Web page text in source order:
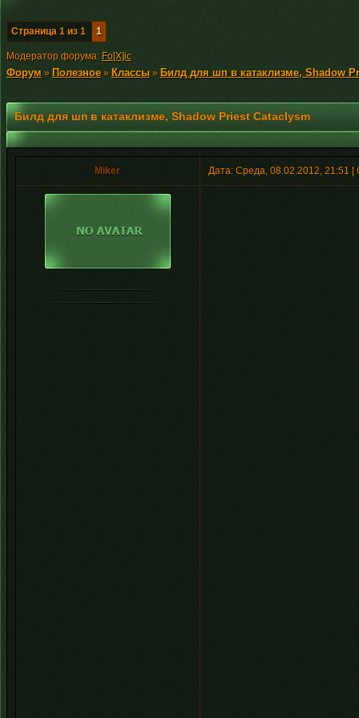
Страница 1 из 1 1
Модератор форума: Fo[X]ic
Форум » Полезное» Классы » Билд для шп в катаклизме, Shadow
Билд для шп в катаклизме, Shadow Priest Cataclysm
Miker Дата: Среда, 08.02.2012, 21:51